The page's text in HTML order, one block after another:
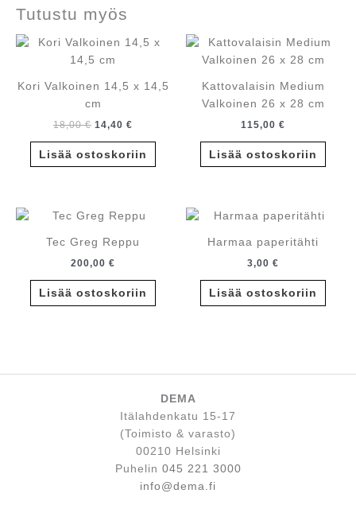
Tutustu myös
Kori Valkoinen 14,5 x 14,5
cm
18,00€ Alkuperäinen
18,00 €.
14,40 €
on:
14,40 €.
Lisää ostoskoriin
Kattovalaisin Medium
Valkoinen 26 x 28 cm
115,00 €
Lisää ostoskoriin
Tec Greg Reppu
200,00 €
Lisää ostoskoriin
Harmaa paperitähti
3,00 €
Lisää ostoskoriin
DEMA
Itälahdenkatu 15-17
(Toimisto & varasto)
00210 Helsinki
Puhelin 045 221 3000
info@dema.fi